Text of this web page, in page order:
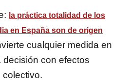
la práctica totalidad de los
en España son de origen
cualquier medida en
con efectos
colectivo.